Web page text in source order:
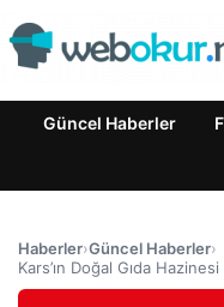
Güncel Haberler
Haberler›Güncel Haberler›
Kars’ın Doğal Gıda